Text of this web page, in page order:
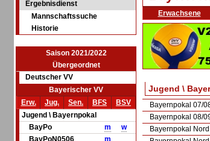
Ergebnisdienst
Mannschaftssuche
Historie
Saison 2021/2022
Übergeordnet
Deutscher VV
Bayerischer VV
Erw.
Jug. Sen. BFS
BSV
Jugend \ Bayernpokal
BayPo
m
w
BayPoN0506
m
Erwachsene
Jugend \
Bayernpokal 07/
Bayernpokal 08/
Bayernpokal